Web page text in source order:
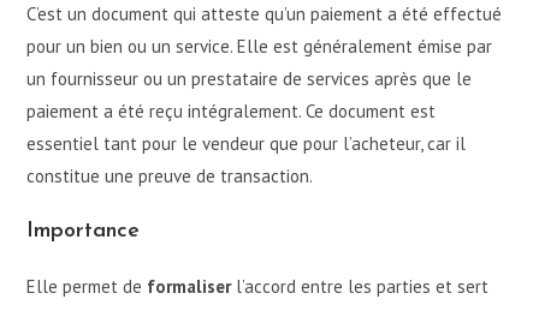
C’est un document qui atteste qu’un paiement a été effectué
pour un bien ou un service. Elle est généralement émise par
un fournisseur ou un prestataire de services après que le
paiement a été reçu intégralement. Ce document est
essentiel tant pour le vendeur que pour l’acheteur, car il
constitue une preuve de transaction.
Importance
Elle permet de formaliserl’accord entre les parties et sert